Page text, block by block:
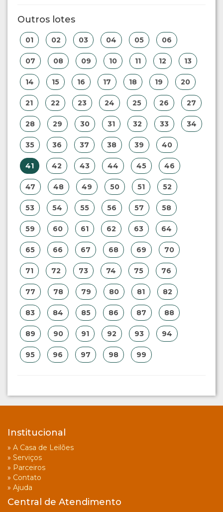
Outros lotes
01 02 03 04 05 06
07 08 09 10 11 12 13
14 15 16 17 18 19 20
21 22 23 24 25 26 27
28 29 30 31 32 33 34
35 36 37 38 39 40
41 42 43 44 45 46
47 48 49 50 51 52
53 54 55 56 57 58
59 60 61 62 63 64
65 66 67 68 69 70
71 72 73 74 75 76
77 78 79 80 81 82
83 84 85 86 87 88
89 90 91 92 93 94
95 96 97 98 99
Institucional
» A Casa de Leilões
» Serviços
» Parceiros
» Contato
» Ajuda
Central de Atendimento